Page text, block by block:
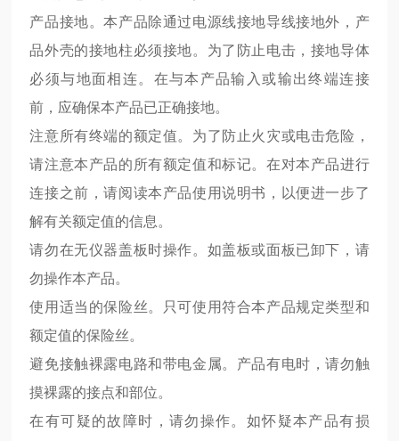
产品接地。本产品除通过电源线接地导线接地外，产
品外壳的接地柱必须接地。为了防止电击，接地导体
必须与地面相连。在与本产品输入或输出终端连接
前，应确保本产品已正确接地。
注意所有终端的额定值。为了防止火灾或电击危险，
请注意本产品的所有额定值和标记。在对本产品进行
连接之前，请阅读本产品使用说明书，以便进一步了
解有关额定值的信息。
请勿在无仪器盖板时操作。如盖板或面板已卸下，请
勿操作本产品。
使用适当的保险丝。只可使用符合本产品规定类型和
额定值的保险丝。
避免接触裸露电路和带电金属。产品有电时，请勿触
摸裸露的接点和部位。
在有可疑的故障时，请勿操作。如怀疑本产品有损